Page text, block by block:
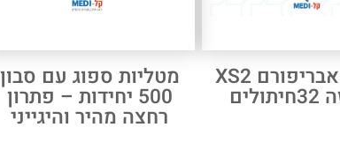
חיתולי אבריפורם XS2 מטליות ספוג עם סבון
500 יחידות – פתרון
רחצה מהיר והיגייני